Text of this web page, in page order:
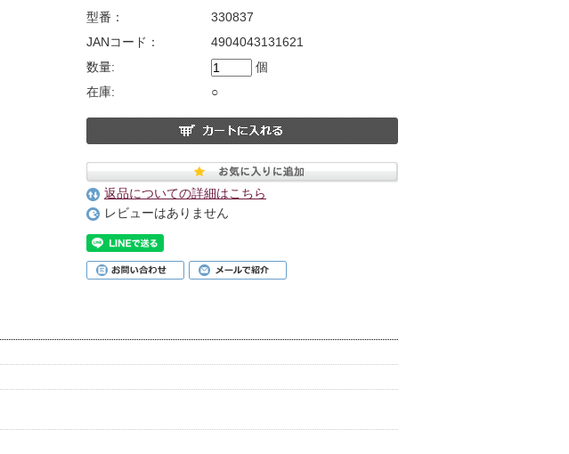
型番：
330837
JANコード：
4904043131621
数量:
個
在庫:
○
返品についての詳細はこちら
レビューはありません